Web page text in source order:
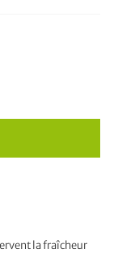
la fraîcheur